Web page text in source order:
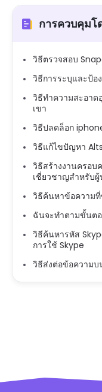
การควบคุมโ
วิธีตรวจสอบ
วิธีการระบุและป้อ
วิธีทำความสะอาด
เขา
วิธีปลดล็อก
วิธีแก้ไขปัญหา
วิธีสร้างงานครอบ
เชี่ยวชาญสำหรับผู้
วิธีค้นหาข้อความ
ฉันจะทำตามขั้นตอ
วิธีค้นหารหัส
การใช้ Skype
วิธีส่งต่อข้อความ